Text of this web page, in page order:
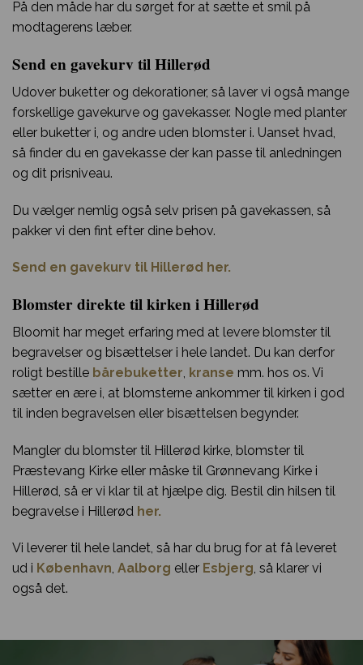
På den måde har du sørget for at sætte et smil på
modtagerens læber.
Send en gavekurv til Hillerød
Udover buketter og dekorationer, så laver vi også mange
forskellige gavekurve og gavekasser. Nogle med planter
eller buketter i, og andre uden blomster i. Uanset hvad,
så finder du en gavekasse der kan passe til anledningen
og dit prisniveau.
Du vælger nemlig også selv prisen på gavekassen, så
pakker vi den fint efter dine behov.
Send en gavekurv til Hillerød her.
Blomster direkte til kirken i Hillerød
Bloomit har meget erfaring med at levere blomster til
begravelser og bisættelser i hele landet. Du kan derfor
roligt bestille bårebuketter kranse mm. hos os. Vi
sætter en ære i, at blomsterne ankommer til kirken i god
til inden begravelsen eller bisættelsen begynder.
Mangler du blomster til Hillerød kirke, blomster til
Præstevang Kirke eller måske til Grønnevang Kirke i
Hillerød, så er vi klar til at hjælpe dig. Bestil din hilsen til
begravelse i Hillerød her.
Vi leverer til hele landet, så har du brug for at få leveret
ud i København, Aalborg eller Esbjerg, så klarer vi
også det.